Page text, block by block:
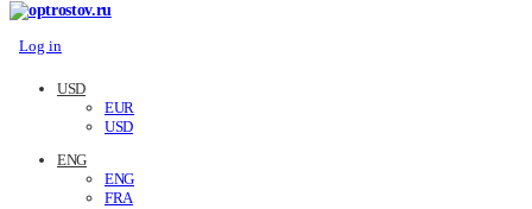
Log in
USD
EUR
USD
ENG
ENG
FRA